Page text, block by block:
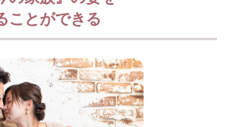
ことができる